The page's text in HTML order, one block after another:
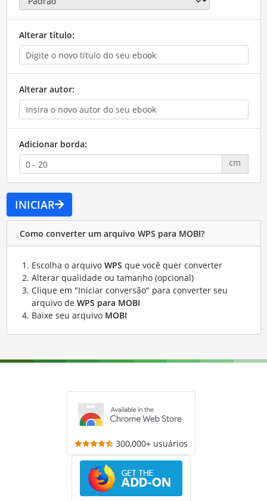
Alterar título:
Alterar autor:
Adicionar borda:
cm
INICIAR
Como converter um arquivo WPS para MOBI?
Escolha o arquivo WPS que você quer converter
Alterar qualidade ou tamanho (opcional)
Clique em "Iniciar conversão" para converter seu
arquivo de WPS para MOBI
Baixe seu arquivo MOBI
300,000+ usuários